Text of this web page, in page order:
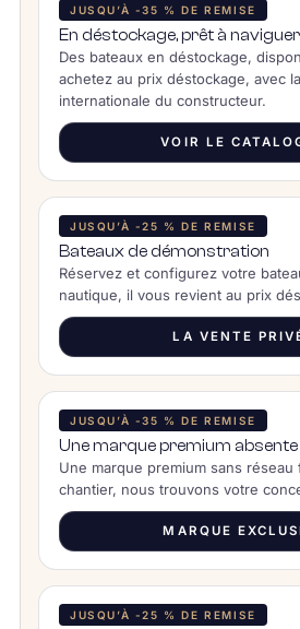
JUSQU’À -35 % DE REMISE
En déstockage, prêt à naviguer
Des bateaux en déstockage,
achetez au prix déstockage, avec
internationale du constructeur.
VOIR LE
JUSQU’À -25 % DE REMISE
Bateaux de démonstration
Réservez et configurez votre
nautique, il vous revient au prix
LA VENTE
JUSQU’À -35 % DE REMISE
Une marque premium
Une marque premium sans réseau
chantier, nous trouvons votre
MARQUE
JUSQU’À -25 % DE REMISE